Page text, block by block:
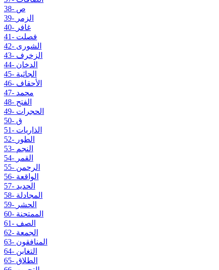
38- ص
39- الزمر
40- غافر
41- فصلت
42- الشورى
43- الزخرف
44- الدخان
45- الجاثية
46- الأحقاف
47- محمد
48- الفتح
49- الحجرات
50- ق
51- الذاريات
52- الطور
53- النجم
54- القمر
55- الرحمن
56- الواقعة
57- الحديد
58- المجادلة
59- الحشر
60- الممتحنة
61- الصف
62- الجمعة
63- المنافقون
64- التغابن
65- الطلاق